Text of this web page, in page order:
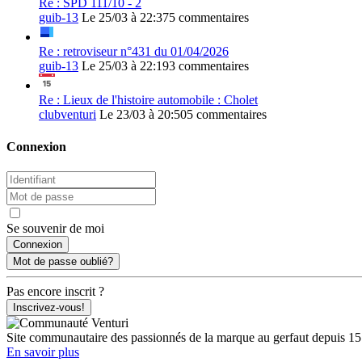
Re : SPD 111/10 - 2
guib-13 Le 25/03 à 22:375 commentaires
Re : retroviseur n°431 du 01/04/2026
guib-13 Le 25/03 à 22:193 commentaires
Re : Lieux de l'histoire automobile : Cholet
clubventuri Le 23/03 à 20:505 commentaires
Connexion
Se souvenir de moi
Mot de passe oublié?
Pas encore inscrit ?
Inscrivez-vous!
Site communautaire des passionnés de la marque au gerfaut depuis
En savoir plus